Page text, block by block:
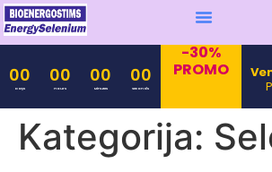
00
Days
00
Hours
00
Minutes
00
Seconds
-30%
PROMO
Kategorija: